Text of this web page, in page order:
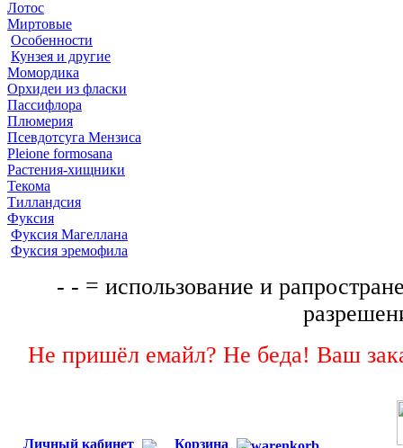
Лотос
Миртовые
Особенности
Кунзея и другие
Момордика
Орхидеи из фласки
Пассифлора
Плюмерия
Псевдотсуга Мензиса
Pleione formosana
Растения-хищники
Текома
Тилландсия
Фуксия
Фуксия Магеллана
Фуксия эремофила
- - = использование и
Не пришёл емайл? Не беда! Ваш
Личный кабинет Корзина